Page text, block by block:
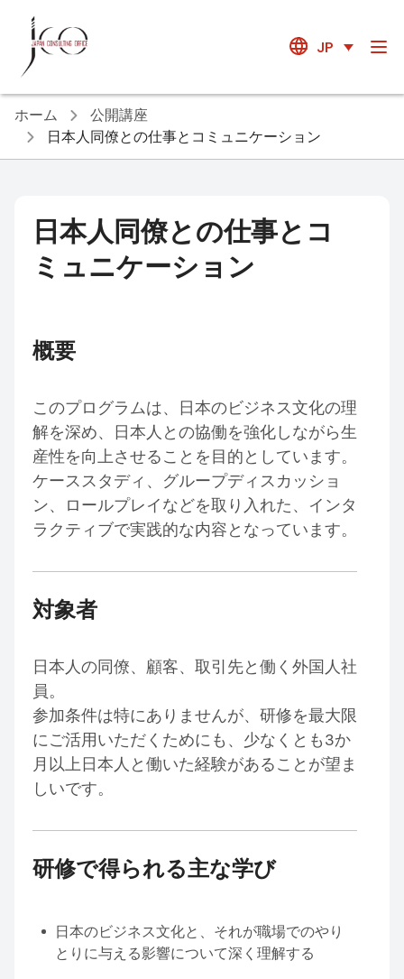
JP
ホーム
公開講座
日本人同僚との仕事とコミュニケーション
日本人同僚との仕事とコ
ミュニケーション
概要
このプログラムは、日本のビジネス文化の理
解を深め、日本人との協働を強化しながら生
産性を向上させることを目的としています。
ケーススタディ、グループディスカッショ
ン、ロールプレイなどを取り入れた、インタ
ラクティブで実践的な内容となっています。
対象者
日本人の同僚、顧客、取引先と働く外国人社
員。
参加条件は特にありませんが、研修を最大限
にご活用いただくためにも、少なくとも3か
月以上日本人と働いた経験があることが望ま
しいです。
研修で得られる主な学び
日本のビジネス文化と、それが職場でのやり
とりに与える影響について深く理解する